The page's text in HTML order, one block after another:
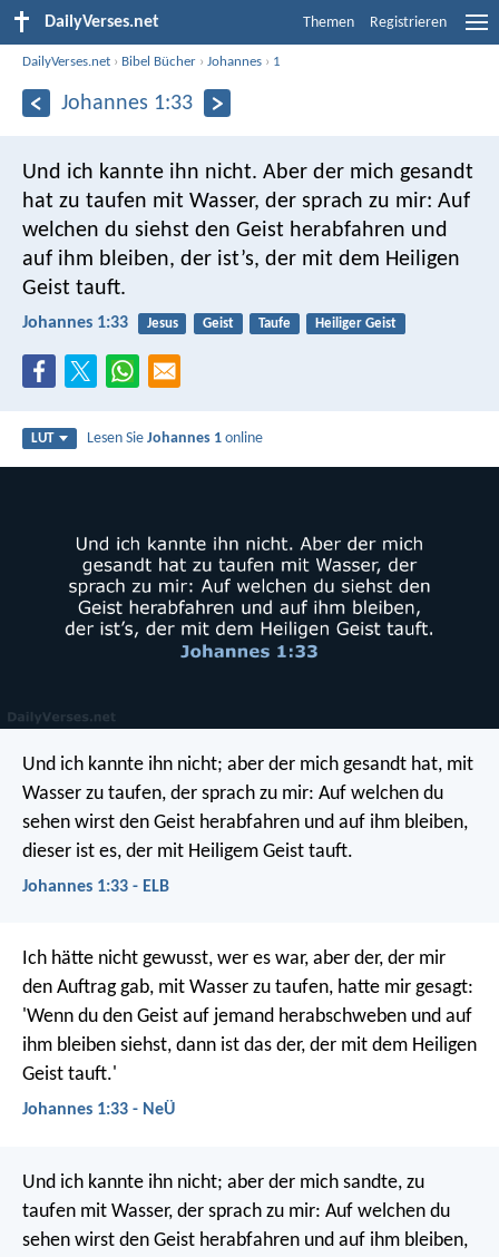
DailyVerses.net Themen Registrieren
DailyVerses.net › Bibel Bücher ›Johannes › 1
Johannes 1:33
Und ich kannte ihn nicht. Aber der mich gesandt
hat zu taufen mit Wasser, der sprach zu mir: Auf
welchen du siehst den Geist herabfahren und
auf ihm bleiben, der ist’s, der mit dem Heiligen
Geist tauft.
Johannes 1:33 Jesus Geist Taufe Heiliger Geist
LUT Lesen SieJohannes 1 online
Und ich kannte ihn nicht; aber der mich gesandt hat, mit
Wasser zu taufen, der sprach zu mir: Auf welchen du
sehen wirst den Geist herabfahren und auf ihm bleiben,
dieser ist es, der mit Heiligem Geist tauft.
Johannes 1:33 - ELB
Ich hätte nicht gewusst, wer es war, aber der, der mir
den Auftrag gab, mit Wasser zu taufen, hatte mir gesagt:
'Wenn du den Geist auf jemand herabschweben und auf
ihm bleiben siehst, dann ist das der, der mit dem Heiligen
Geist tauft.'
Johannes 1:33 - NeÜ
Und ich kannte ihn nicht; aber der mich sandte, zu
taufen mit Wasser, der sprach zu mir: Auf welchen du
sehen wirst den Geist herabfahren und auf ihm bleiben,